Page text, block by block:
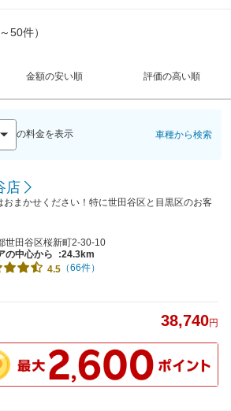
50件）
金額の安い順 評価の高い順
の料金を表示 車種から検索
店
まかせください！特に世田谷区と目黒区のお客
世田谷区桜新町2-30-10
の中心から
:24.3km
4.5 （66件）
38,740円